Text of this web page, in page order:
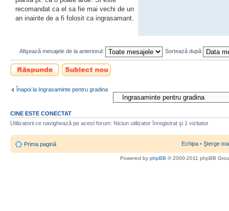
recomandat ca el sa fie mai vechi de un
an inainte de a fi folosit ca ingrasamant.
Afişează mesajele de la anteriorul: Sortează după
Scrie un răspuns
Scrie un subiect
nou
Înapoi la Ingrasaminte pentru gradina
CINE ESTE CONECTAT
Utilizatorii ce navighează pe acest forum: Niciun utilizator înregistrat şi 1 vizitator
Prima pagină Echipa • Şterge
Powered by phpBB © 2000-2011 phpBB